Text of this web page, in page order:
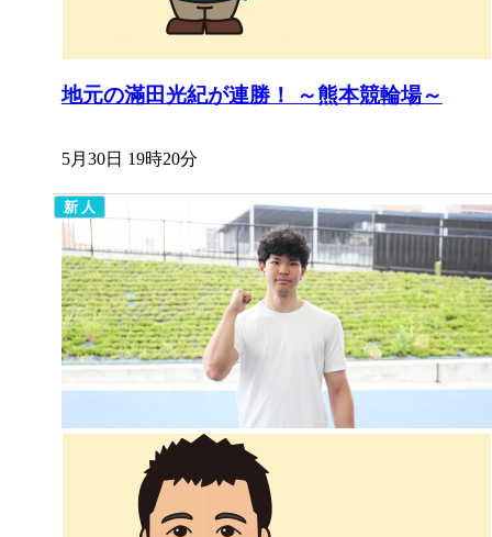
地元の滿田光紀が連勝！ ～熊本競輪場～
5月30日 19時20分